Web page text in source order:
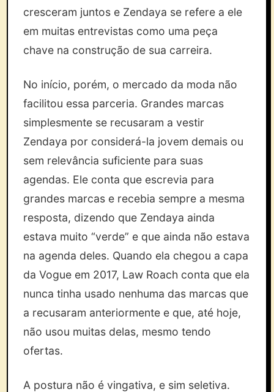
cresceram juntos e Zendaya se refere a ele
em muitas entrevistas como uma peça
chave na construção de sua carreira.
No início, porém, o mercado da moda não
facilitou essa parceria. Grandes marcas
simplesmente se recusaram a vestir
Zendaya por considerá-la jovem demais ou
sem relevância suficiente para suas
agendas. Ele conta que escrevia para
grandes marcas e recebia sempre a mesma
resposta, dizendo que Zendaya ainda
estava muito “verde” e que ainda não estava
na agenda deles. Quando ela chegou a capa
da Vogue em 2017, Law Roach conta que ela
nunca tinha usado nenhuma das marcas que
a recusaram anteriormente e que, até hoje,
não usou muitas delas, mesmo tendo
ofertas.
A postura não é vingativa, e sim seletiva.